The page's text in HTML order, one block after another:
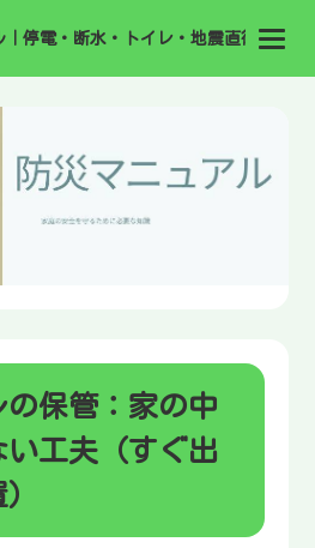
停電・断水・トイレ・地震直後の備え
の保管：家の中
い工夫（すぐ出